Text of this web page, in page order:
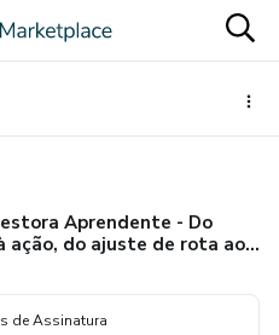
Aprendente - Do
ação, do ajuste de rota ao
de Assinatura